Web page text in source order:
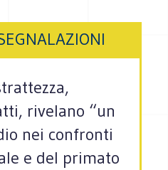
rivelano “un
nei confronti
e del primato